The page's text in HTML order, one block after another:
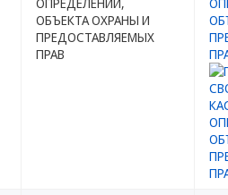
ОБЪЕКТА ОХРАНЫ И
ПРЕДОСТАВЛЯЕМЫХ
ПРАВ